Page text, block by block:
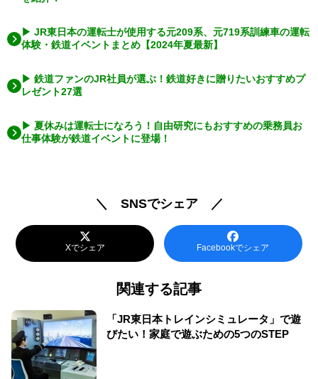
▶ JR東日本の運転士が使用する元209系、元719系訓練車の運転
体験・鉄道イベントまとめ【2024年夏最新】
▶ 鉄道ファンのJR社員が選ぶ！鉄道好きに贈りたいおすすめプ
レゼント27選
▶ 夏休みは運転士になろう！自由研究にもおすすめの乗務員お
仕事体験が鉄道イベントに登場！
＼ SNSでシェア ／
Xでシェア Facebookでシェア
関連する記事
「JR東日本トレインシミュレータ」で遊
びたい！家庭で遊ぶための5つのSTEP